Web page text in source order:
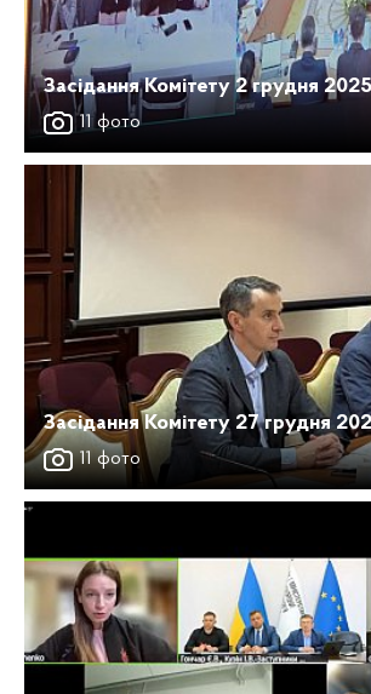
Засідання Комітету 2 грудня
11 фото
Засідання Комітету 27 грудня
11 фото